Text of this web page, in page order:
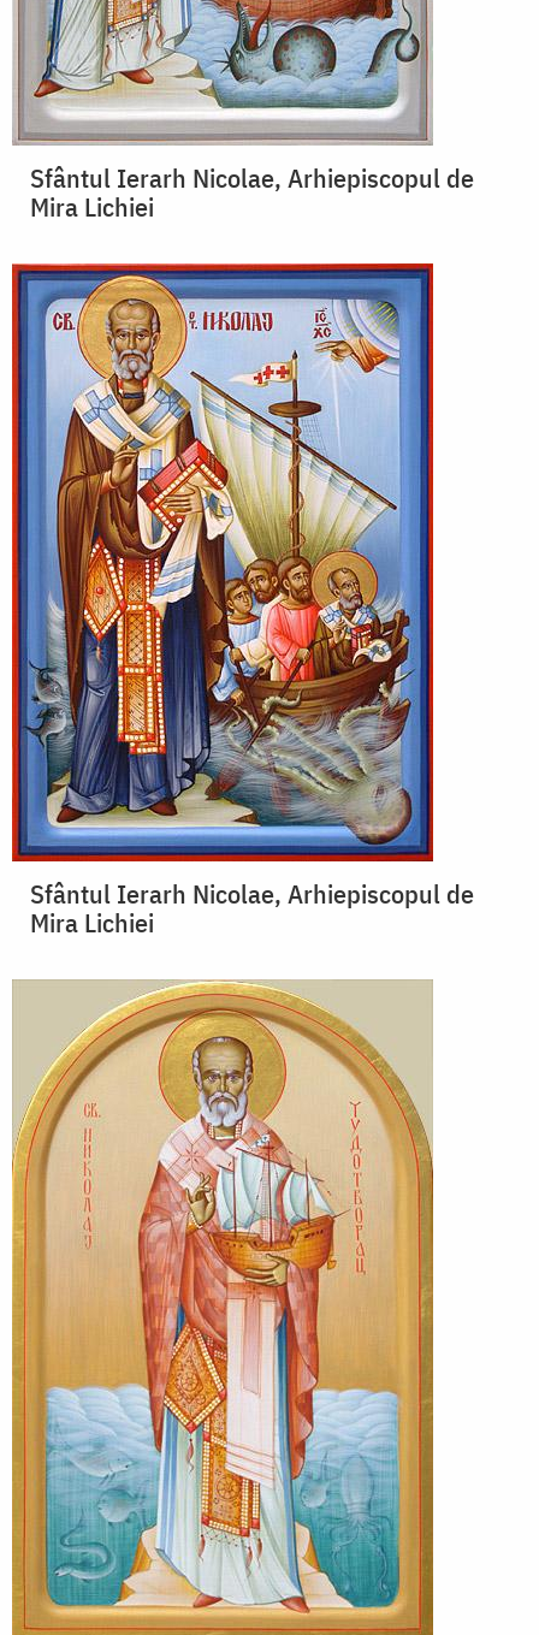
Sfântul Ierarh Nicolae, Arhiepiscopul de
Mira Lichiei
Sfântul Ierarh Nicolae, Arhiepiscopul de
Mira Lichiei